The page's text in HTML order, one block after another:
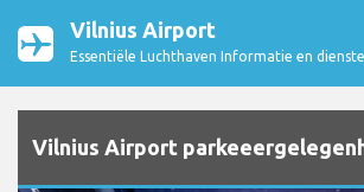
Vilnius Airport
Essentiële Luchthaven Informatie en
Vilnius Airport